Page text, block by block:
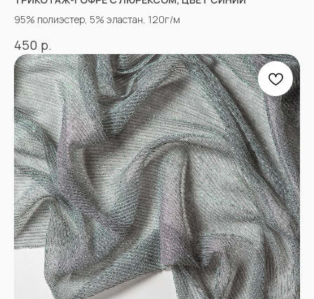
95% полиэстер, 5% эластан, 120г/м
450 р.
Г. Пятигорк, розничная точка на рынке
«Людмила», ул. Садовая 210, павильоны
34−37.
Оптово-розничные точки продаж:
г.Пятигорск, рынок "Привокзальный",
Георгиевское шоссе 1км, оптовый склад
№9302
График работы и схема проезда
+7(918)873-53-45Мария
АДРЕСА МАГАЗИНОВ
КАК СВЯЗАТЬСЯ